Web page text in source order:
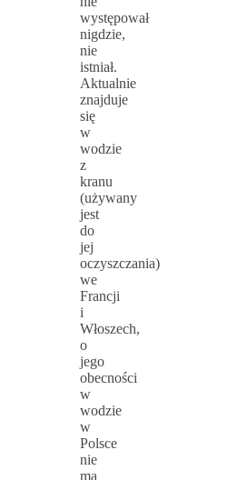
występował
nigdzie,
nie
istniał.
Aktualnie
znajduje
się
w
wodzie
z
kranu
(używany
jest
do
jej
oczyszczania)
we
Francji
i
Włoszech,
o
jego
obecności
w
wodzie
w
Polsce
nie
ma